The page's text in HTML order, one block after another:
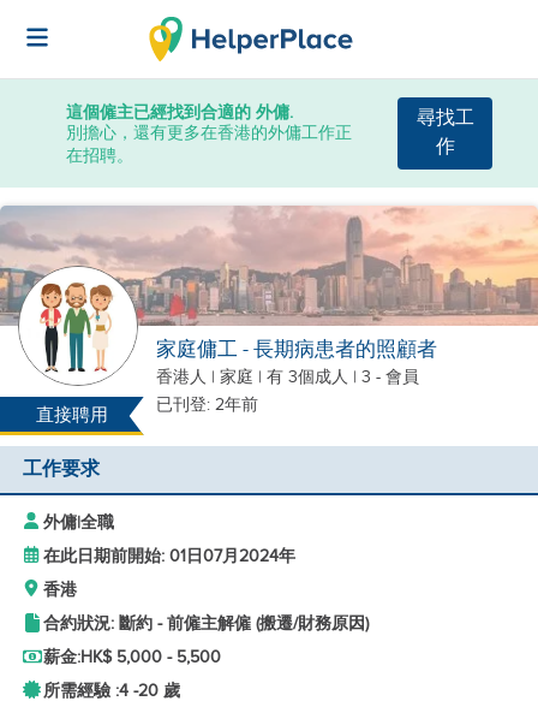
這個僱主已經找到合適的 外傭.
別擔心，還有更多在香港的外傭工作正
在招聘。
尋找工
作
直接聘用
家庭傭工 - 長期病患者的照顧者
香港人 | 家庭 | 有 3個成人 | 3 - 會員
已刊登: 2年前
工作要求
外傭|全職
在此日期前開始: 01日07月2024年
香港
合約狀況: 斷約 - 前僱主解僱 (搬遷/財務原因)
薪金:HK$ 5,000 - 5,500
所需經驗 :4 -20 歲